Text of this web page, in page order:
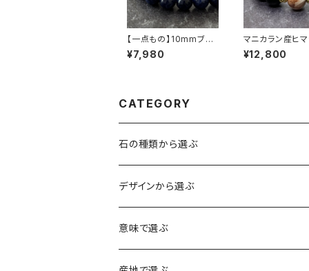
【一点もの】10mmブラ
ジル産 ソーダライト ブ
レスレット【鑑別済み】
¥7,980
マニカラン産ヒ
晶×モリオン（黒
2mm珠 ブレスレ
¥12,800
CATEGORY
石の種類から選ぶ
水晶（クォーツ）
アイリスクォーツ（虹入り水晶）
ヒマラヤ水晶
ローズクォーツ（紅水晶）
デザインから選ぶ
龍彫刻（水晶）
意味で選ぶ